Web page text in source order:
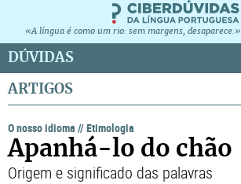
«A língua é como um rio: sem margens, desaparece.»
DÚVIDAS
ARTIGOS
O nosso idioma //Etimologia
Apanhá-lo do chão
Origem e significado das palavras